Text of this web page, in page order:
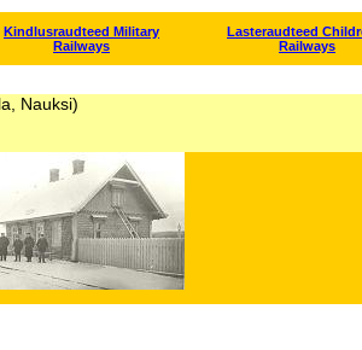
Kindlusraudteed Military
Railways
Lasteraudteed
Railways
Nauksi)